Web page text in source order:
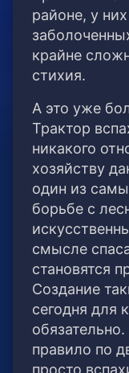
районе, у
крайне
стихия.
А это уже
Трактор
никакого
хозяйству
один из
борьбе с
смысле
становятся
Создание
сегодня для
правило по